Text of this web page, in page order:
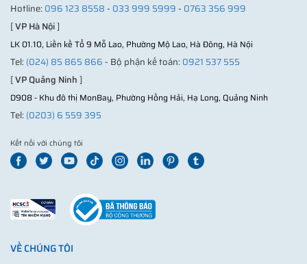
Hotline: 096 123 8558- 033 999 5999- 0763 356 999
[VP Hà Nội]
LK 01.10, Liền kề Tổ 9 Mỗ Lao, Phường Mộ Lao, Hà Đông, Hà Nội
Tel: (024) 85 865 866- Bộ phận kế toán: 0921 537 555
[VP Quảng Ninh]
D908 - Khu đô thị MonBay, Phường Hồng Hải, Hạ Long, Quảng Ninh
Tel: (0203) 6 559 395
Kết nối với chúng tôi
VỀ CHÚNG TÔI